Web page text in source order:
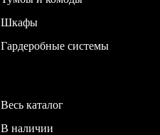
Шкафы
Гардеробные системы
Весь каталог
В наличии